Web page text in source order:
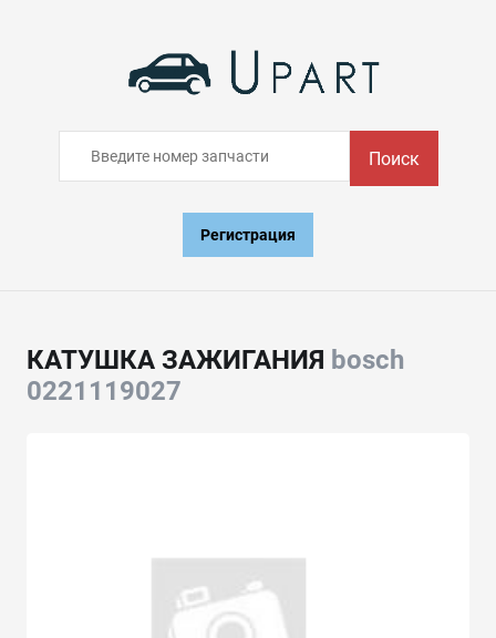
Поиск
Регистрация
КАТУШКА ЗАЖИГАНИЯ bosch
0221119027